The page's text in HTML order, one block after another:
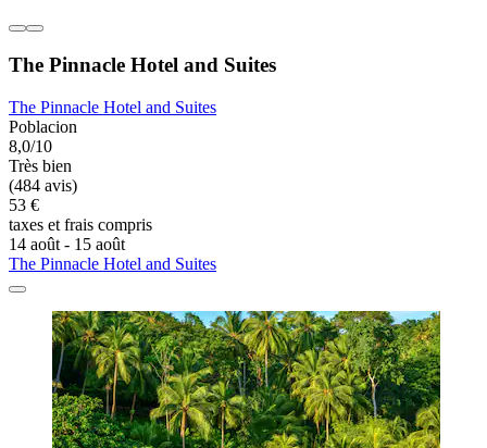
The Pinnacle Hotel and Suites
The Pinnacle Hotel and Suites
Poblacion
8,0/10
Très bien
(484 avis)
53 €
taxes et frais compris
14 août - 15 août
The Pinnacle Hotel and Suites